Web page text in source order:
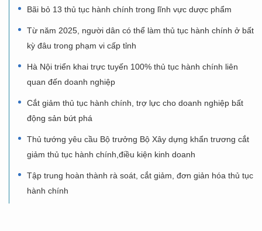
Bãi bỏ 13 thủ tục hành chính trong lĩnh vực dược phẩm
Từ năm 2025, người dân có thể làm thủ tục hành chính ở bất
kỳ đâu trong phạm vi cấp tỉnh
Hà Nội triển khai trực tuyến 100% thủ tục hành chính liên
quan đến doanh nghiệp
Cắt giảm thủ tục hành chính, trợ lực cho doanh nghiệp bất
động sản bứt phá
Thủ tướng yêu cầu Bộ trưởng Bộ Xây dựng khẩn trương cắt
giảm thủ tục hành chính,điều kiện kinh doanh
Tập trung hoàn thành rà soát, cắt giảm, đơn giản hóa thủ tục
hành chính